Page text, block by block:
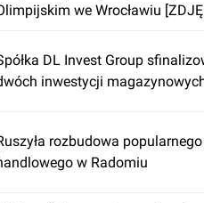
we Wrocławiu
DL Invest Group
inwestycji
rozbudowa
w Radomiu